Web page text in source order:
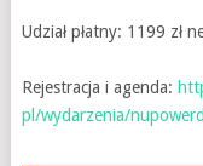
Udział płatny: 1199 zł
Rejestracja i agenda:
pl/wydarzenia/